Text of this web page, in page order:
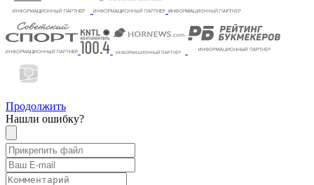
Продолжить
Нашли ошибку?